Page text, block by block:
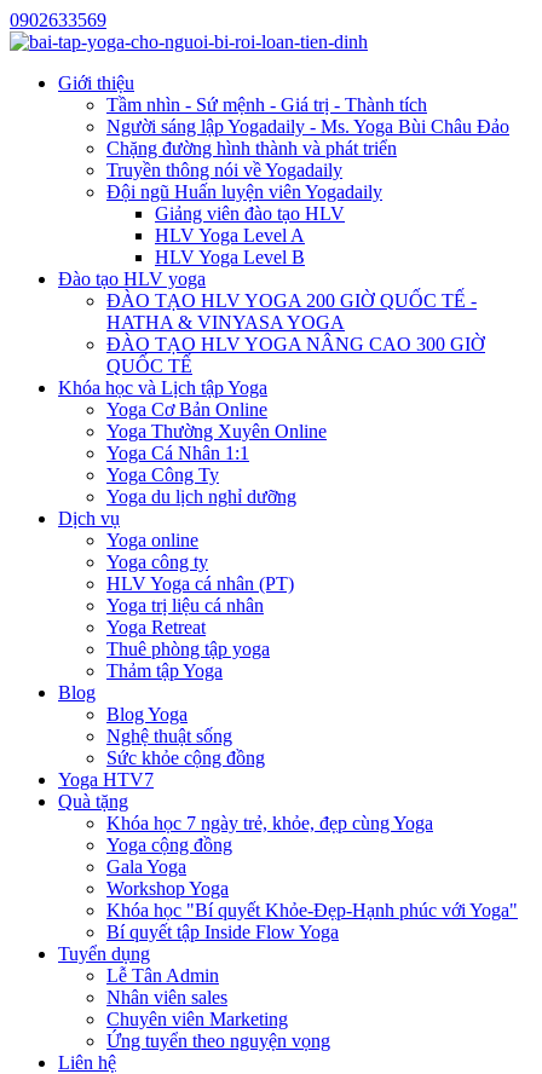
0902633569
Giới thiệu
Tầm nhìn - Sứ mệnh - Giá trị - Thành tích
Người sáng lập Yogadaily - Ms. Yoga Bùi Châu Đảo
Chặng đường hình thành và phát triển
Truyền thông nói về Yogadaily
Đội ngũ Huấn luyện viên Yogadaily
Giảng viên đào tạo HLV
HLV Yoga Level A
HLV Yoga Level B
Đào tạo HLV yoga
ĐÀO TẠO HLV YOGA 200 GIỜ QUỐC TẾ -
HATHA & VINYASA YOGA
ĐÀO TẠO HLV YOGA NÂNG CAO 300 GIỜ
QUỐC TẾ
Khóa học và Lịch tập Yoga
Yoga Cơ Bản Online
Yoga Thường Xuyên Online
Yoga Cá Nhân 1:1
Yoga Công Ty
Yoga du lịch nghỉ dưỡng
Dịch vụ
Yoga online
Yoga công ty
HLV Yoga cá nhân (PT)
Yoga trị liệu cá nhân
Yoga Retreat
Thuê phòng tập yoga
Thảm tập Yoga
Blog
Blog Yoga
Nghệ thuật sống
Sức khỏe cộng đồng
Yoga HTV7
Quà tặng
Khóa học 7 ngày trẻ, khỏe, đẹp cùng Yoga
Yoga cộng đồng
Gala Yoga
Workshop Yoga
Khóa học "Bí quyết Khỏe-Đẹp-Hạnh phúc với Yoga"
Bí quyết tập Inside Flow Yoga
Tuyển dụng
Lễ Tân Admin
Nhân viên sales
Chuyên viên Marketing
Ứng tuyển theo nguyện vọng
Liên hệ